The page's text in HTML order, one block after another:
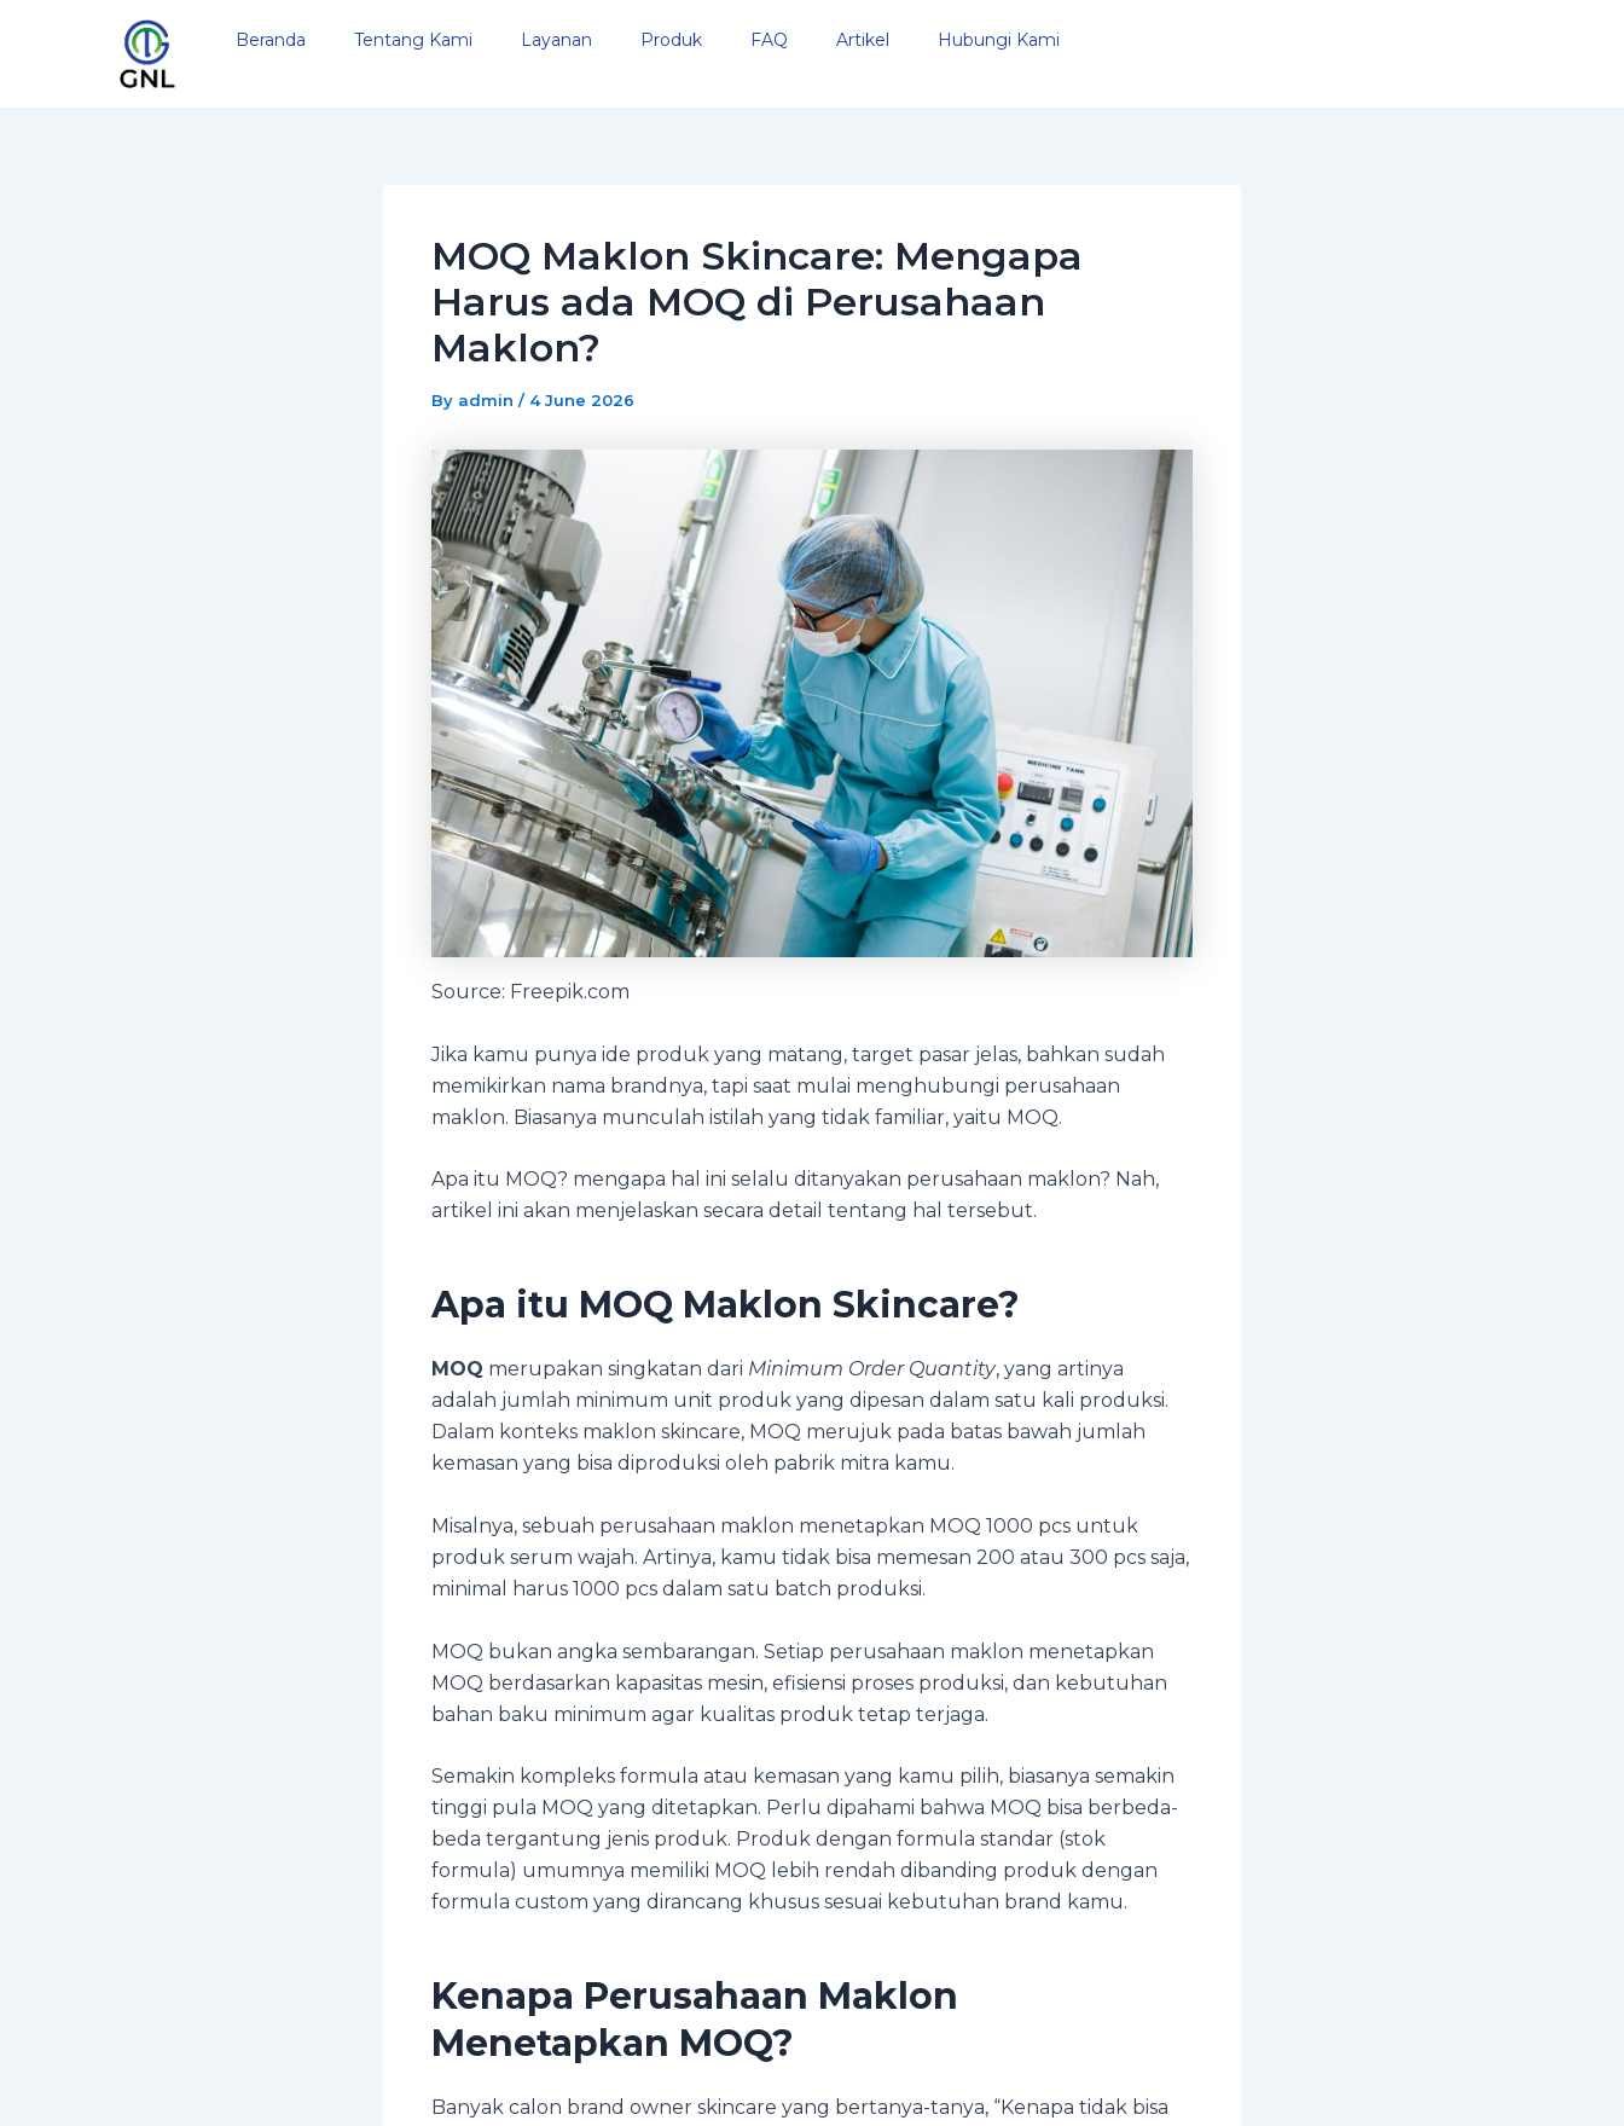
Beranda Tentang Kami Layanan Produk FAQ Artikel Hubungi Kami
MOQ Maklon Skincare: Mengapa
Harus ada MOQ di Perusahaan
Maklon?
By admin / 4 June 2026
Source: Freepik.com
Jika kamu punya ide produk yang matang, target pasar jelas, bahkan sudah
memikirkan nama brandnya, tapi saat mulai menghubungi perusahaan
maklon. Biasanya munculah istilah yang tidak familiar, yaitu MOQ.
Apa itu MOQ? mengapa hal ini selalu ditanyakan perusahaan maklon? Nah,
artikel ini akan menjelaskan secara detail tentang hal tersebut.
Apa itu MOQ Maklon Skincare?
MOQ merupakan singkatan dari Minimum Order Quantity, yang artinya
adalah jumlah minimum unit produk yang dipesan dalam satu kali produksi.
Dalam konteks maklon skincare, MOQ merujuk pada batas bawah jumlah
kemasan yang bisa diproduksi oleh pabrik mitra kamu.
Misalnya, sebuah perusahaan maklon menetapkan MOQ 1000 pcs untuk
produk serum wajah. Artinya, kamu tidak bisa memesan 200 atau 300 pcs saja,
minimal harus 1000 pcs dalam satu batch produksi.
MOQ bukan angka sembarangan. Setiap perusahaan maklon menetapkan
MOQ berdasarkan kapasitas mesin, efisiensi proses produksi, dan kebutuhan
bahan baku minimum agar kualitas produk tetap terjaga.
Semakin kompleks formula atau kemasan yang kamu pilih, biasanya semakin
tinggi pula MOQ yang ditetapkan. Perlu dipahami bahwa MOQ bisa berbeda-
beda tergantung jenis produk. Produk dengan formula standar (stok
formula) umumnya memiliki MOQ lebih rendah dibanding produk dengan
formula custom yang dirancang khusus sesuai kebutuhan brand kamu.
Kenapa Perusahaan Maklon
Menetapkan MOQ?
Banyak calon brand owner skincare yang bertanya-tanya, “Kenapa tidak bisa
navigation